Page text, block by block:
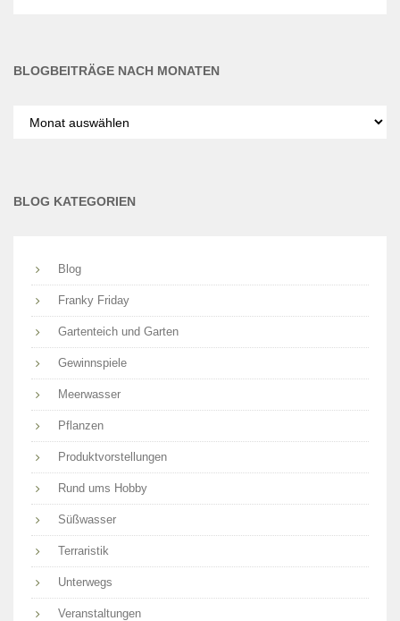
BLOGBEITRÄGE NACH MONATEN
nach
BLOG KATEGORIEN
Blog
Franky Friday
Gartenteich und Garten
Gewinnspiele
Meerwasser
Pflanzen
Produktvorstellungen
Rund ums Hobby
Süßwasser
Terraristik
Unterwegs
Veranstaltungen